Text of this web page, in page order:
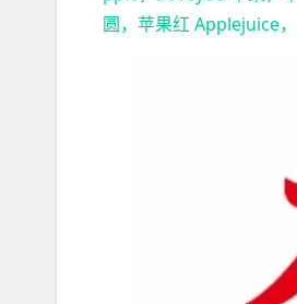
圆，苹果红 Applejuice